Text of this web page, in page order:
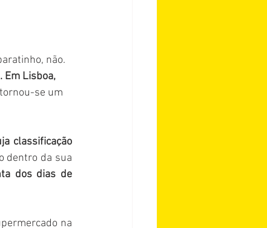
não.
Em Lisboa,
se um
classificação
dentro da sua
dos dias de
na